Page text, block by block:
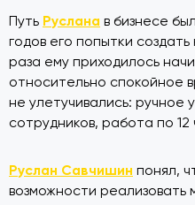
Путь Руслана в бизнесе
годов его попытки
раза ему приходилось
относительно спокойное
не улетучивались: ручное
сотрудников, работа по 12
Руслан Савчишин понял,
возможности